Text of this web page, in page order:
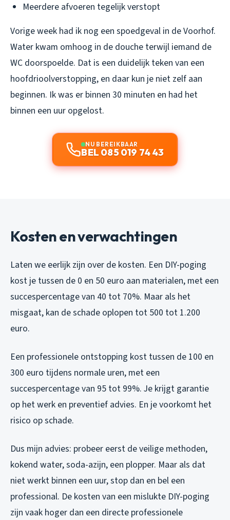
Meerdere afvoeren tegelijk verstopt
Vorige week had ik nog een spoedgeval in de Voorhof.
Water kwam omhoog in de douche terwijl iemand de
WC doorspoelde. Dat is een duidelijk teken van een
hoofdrioolverstopping, en daar kun je niet zelf aan
beginnen. Ik was er binnen 30 minuten en had het
binnen een uur opgelost.
NU BEREIKBAAR
BEL 085 019 74 43
Kosten en verwachtingen
Laten we eerlijk zijn over de kosten. Een DIY-poging
kost je tussen de 0 en 50 euro aan materialen, met een
succespercentage van 40 tot 70%. Maar als het
misgaat, kan de schade oplopen tot 500 tot 1.200
euro.
Een professionele ontstopping kost tussen de 100 en
300 euro tijdens normale uren, met een
succespercentage van 95 tot 99%. Je krijgt garantie
op het werk en preventief advies. En je voorkomt het
risico op schade.
Dus mijn advies: probeer eerst de veilige methoden,
kokend water, soda-azijn, een plopper. Maar als dat
niet werkt binnen een uur, stop dan en bel een
professional. De kosten van een mislukte DIY-poging
zijn vaak hoger dan een directe professionele